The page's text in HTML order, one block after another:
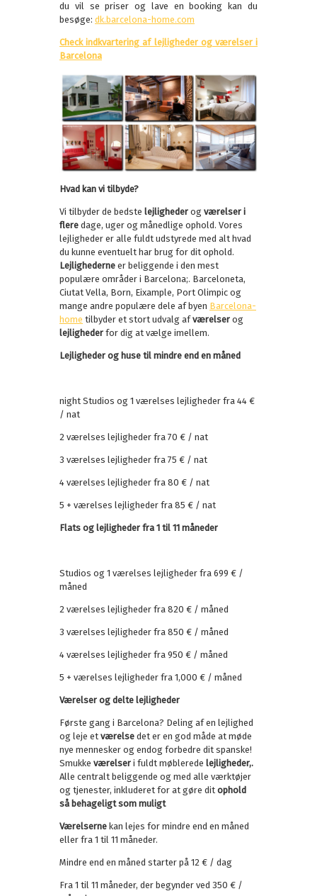
du vil se priser og lave en booking kan du
besøge: dk.barcelona-home.com
Check indkvartering af lejligheder og værelser i
Barcelona
Hvad kan vi tilbyde?
Vi tilbyder de bedste lejligheder og værelser i
flere dage, uger og månedlige ophold. Vores
lejligheder er alle fuldt udstyrede med alt hvad
du kunne eventuelt har brug for dit ophold.
Lejlighederne er beliggende i den mest
populære områder i Barcelona;. Barceloneta,
Ciutat Vella, Born, Eixample, Port Olimpic og
mange andre populære dele af byen Barcelona-
home tilbyder et stort udvalg afværelser og
lejligheder for dig at vælge imellem.
Lejligheder og huse til mindre end en måned
night Studios og 1 værelses lejligheder fra 44 €
/ nat
2 værelses lejligheder fra 70 € / nat
3 værelses lejligheder fra 75 € / nat
4 værelses lejligheder fra 80 € / nat
5 + værelses lejligheder fra 85 € / nat
Flats og lejligheder fra 1 til 11 måneder
Studios og 1 værelses lejligheder fra 699 € /
måned
2 værelses lejligheder fra 820 € / måned
3 værelses lejligheder fra 850 € / måned
4 værelses lejligheder fra 950 € / måned
5 + værelses lejligheder fra 1,000 € / måned
Værelser og delte lejligheder
Første gang i Barcelona? Deling af en lejlighed
og leje et værelse det er en god måde at møde
nye mennesker og endog forbedre dit spanske!
Smukke værelser i fuldt møblerede lejligheder,.
Alle centralt beliggende og med alle værktøjer
og tjenester, inkluderet for at gøre dit ophold
så behageligt som muligt
Værelserne kan lejes for mindre end en måned
eller fra 1 til 11 måneder.
Mindre end en måned starter på 12 € / dag
Fra 1 til 11 måneder, der begynder ved 350 € /